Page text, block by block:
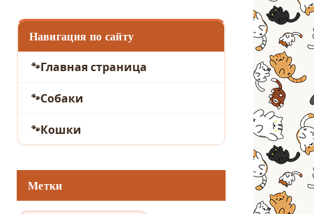
Навигация по сайту
Главная страница
Собаки
Кошки
Метки